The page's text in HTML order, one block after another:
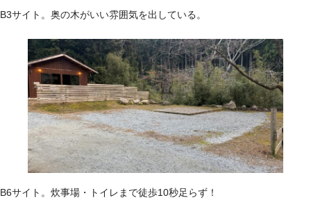
B3サイト。奥の木がいい雰囲気を出している。
B6サイト。炊事場・トイレまで徒歩10秒足らず！